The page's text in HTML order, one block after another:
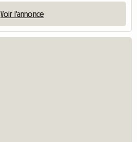
Voir l'annonce